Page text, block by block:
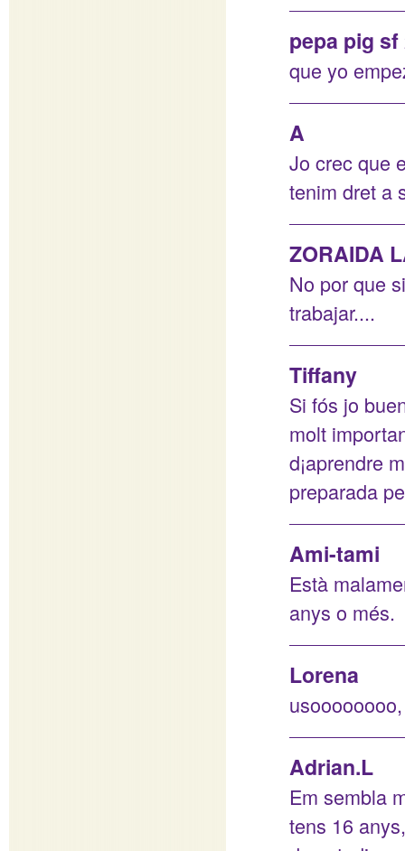
pepa pig sf
que yo
A
Jo crec que
tenim dret a
ZORAIDA
No por que
trabajar....
Tiffany
Si fós jo
molt
d¡aprendre
preparada
Ami-tami
Està
anys o més.
Lorena
Adrian.L
Em sembla
tens 16